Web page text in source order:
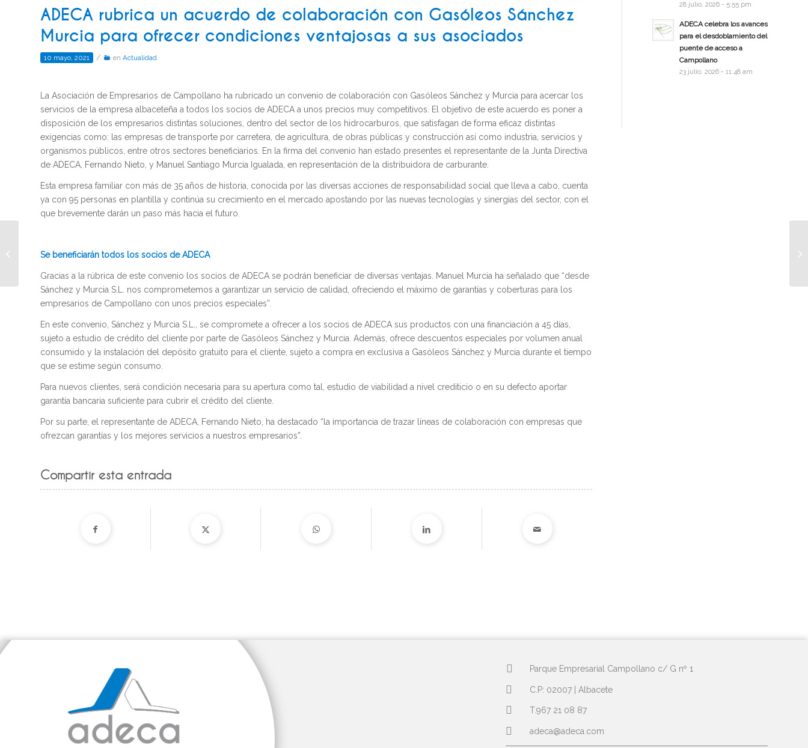
ADECA rubrica un acuerdo de colaboración con Gasóleos Sánchez
Murcia para ofrecer condiciones ventajosas a sus asociados
10 mayo, 2021 / en Actualidad
La Asociación de Empresarios de Campollano ha rubricado un convenio de colaboración con Gasóleos Sánchez y Murcia para acercar los
servicios de la empresa albaceteña a todos los socios de ADECA a unos precios muy competitivos. El objetivo de este acuerdo es poner a
disposición de los empresarios distintas soluciones, dentro del sector de los hidrocarburos, que satisfagan de forma eficaz distintas
exigencias como: las empresas de transporte por carretera, de agricultura, de obras públicas y construcción así como industria, servicios y
organismos públicos, entre otros sectores beneficiarios. En la firma del convenio han estado presentes el representante de la Junta Directiva
de ADECA, Fernando Nieto, y Manuel Santiago Murcia Igualada, en representación de la distribuidora de carburante.
Esta empresa familiar con más de 35 años de historia, conocida por las diversas acciones de responsabilidad social que lleva a cabo, cuenta
ya con 95 personas en plantilla y continúa su crecimiento en el mercado apostando por las nuevas tecnologías y sinergias del sector, con el
que brevemente darán un paso más hacia el futuro.
Se beneficiarán todos los socios de ADECA
Gracias a la rúbrica de este convenio los socios de ADECA se podrán beneficiar de diversas ventajas. Manuel Murcia ha señalado que “desde
Sánchez y Murcia S.L. nos comprometemos a garantizar un servicio de calidad, ofreciendo el máximo de garantías y coberturas para los
empresarios de Campollano con unos precios especiales”.
En este convenio, Sánchez y Murcia S.L., se compromete a ofrecer a los socios de ADECA sus productos con una financiación a 45 días,
sujeto a estudio de crédito del cliente por parte de Gasóleos Sánchez y Murcia. Además, ofrece descuentos especiales por volumen anual
consumido y la instalación del depósito gratuito para el cliente, sujeto a compra en exclusiva a Gasóleos Sánchez y Murcia durante el tiempo
que se estime según consumo.
Para nuevos clientes, será condición necesaria para su apertura como tal, estudio de viabilidad a nivel crediticio o en su defecto aportar
garantía bancaria suficiente para cubrir el crédito del cliente.
Por su parte, el representante de ADECA, Fernando Nieto, ha destacado “la importancia de trazar líneas de colaboración con empresas que
ofrezcan garantías y los mejores servicios a nuestros empresarios”.
Compartir esta entrada
28 julio, 2026 - 5:55 pm
ADECA celebra los avances
para el desdoblamiento del
puente de acceso a
Campollano
23 julio, 2026 - 11:48 am
Parque Empresarial Campollano c/ G nº 1
C.P: 02007 | Albacete
T.967 21 08 87
adeca@adeca.com
una Empresa Igual
2021’ en colaboración...